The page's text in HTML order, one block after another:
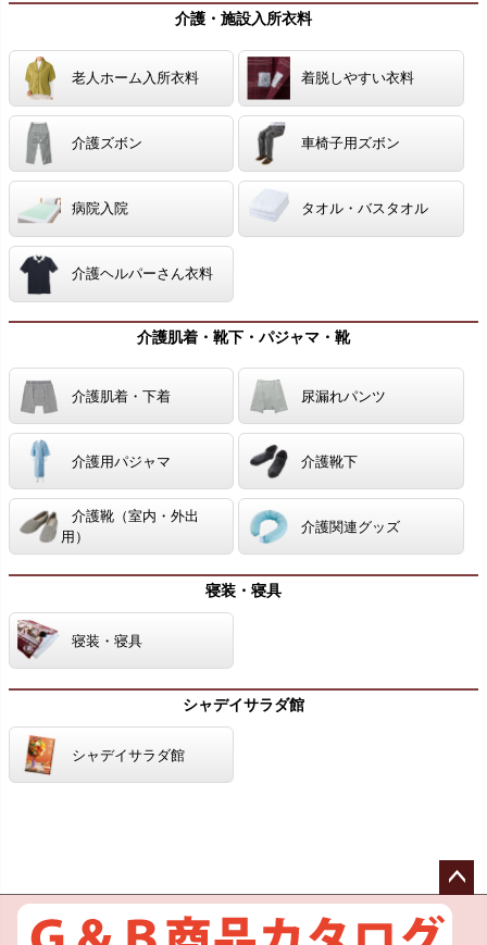
介護・施設入所衣料
老人ホーム入所衣料 着脱しやすい衣料
介護ズボン 車椅子用ズボン
病院入院 タオル・バスタオル
介護ヘルパーさん衣料
介護肌着・靴下・パジャマ・靴
介護肌着・下着 尿漏れパンツ
介護用パジャマ 介護靴下
介護靴（室内・外出
用）
介護関連グッズ
寝装・寝具
寝装・寝具
シャデイサラダ館
シャデイサラダ館
ペー